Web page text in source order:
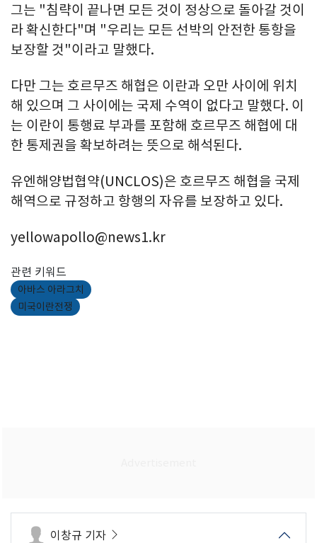
그는 "침략이 끝나면 모든 것이 정상으로 돌아갈 것이
라 확신한다"며 "우리는 모든 선박의 안전한 통항을
보장할 것"이라고 말했다.
다만 그는 호르무즈 해협은 이란과 오만 사이에 위치
해 있으며 그 사이에는 국제 수역이 없다고 말했다. 이
는 이란이 통행료 부과를 포함해 호르무즈 해협에 대
한 통제권을 확보하려는 뜻으로 해석된다.
유엔해양법협약(UNCLOS)은 호르무즈 해협을 국제
해역으로 규정하고 항행의 자유를 보장하고 있다.
yellowapollo@news1.kr
관련 키워드
아바스 아라그치
미국이란전쟁
이창규 기자